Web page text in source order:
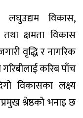
लघुउद्यम विकास,
तथा क्षमता विकास
वृद्धि र नागरिक
करिब पाँच
विकासका लक्ष्य
श्रेष्ठको भनाइ छ